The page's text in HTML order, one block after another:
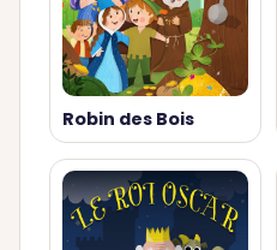
Robin des Bois